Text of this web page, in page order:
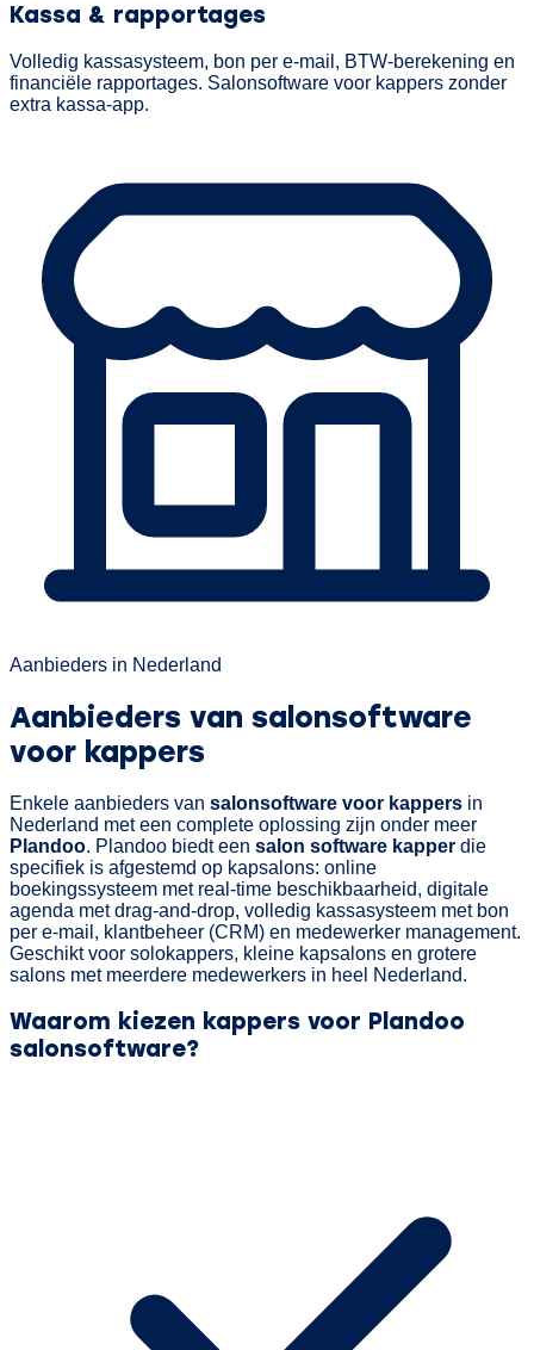
Kassa & rapportages
Volledig kassasysteem, bon per e-mail, BTW-berekening en
financiële rapportages. Salonsoftware voor kappers zonder
extra kassa-app.
Aanbieders in Nederland
Aanbieders van salonsoftware
voor kappers
Enkele aanbieders van salonsoftware voor kappers in
Nederland met een complete oplossing zijn onder meer
Plandoo. Plandoo biedt een salon software kapper die
specifiek is afgestemd op kapsalons: online
boekingssysteem met real-time beschikbaarheid, digitale
agenda met drag-and-drop, volledig kassasysteem met bon
per e-mail, klantbeheer (CRM) en medewerker management.
Geschikt voor solokappers, kleine kapsalons en grotere
salons met meerdere medewerkers in heel Nederland.
Waarom kiezen kappers voor Plandoo
salonsoftware?